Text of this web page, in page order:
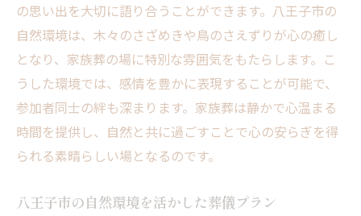
の思い出を大切に語り合うことができます。八王子市の
自然環境は、木々のさざめきや鳥のさえずりが心の癒し
となり、家族葬の場に特別な雰囲気をもたらします。こ
うした環境では、感情を豊かに表現することが可能で、
参加者同士の絆も深まります。家族葬は静かで心温まる
時間を提供し、自然と共に過ごすことで心の安らぎを得
られる素晴らしい場となるのです。
八王子市の自然環境を活かした葬儀プラン